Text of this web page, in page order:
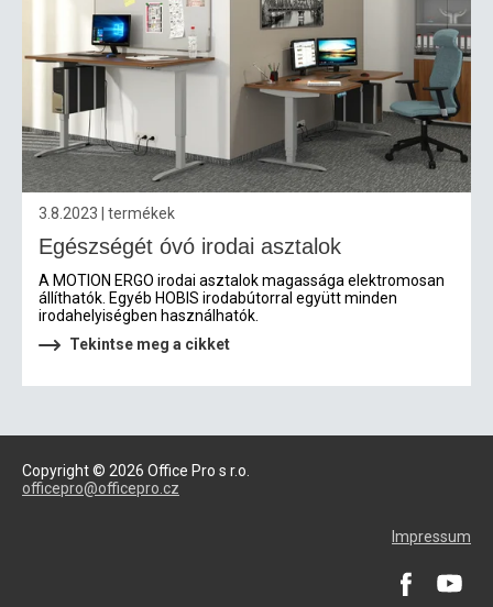
3.8.2023 | termékek
Egészségét óvó irodai asztalok
A MOTION ERGO irodai asztalok magassága elektromosan
állíthatók. Egyéb HOBIS irodabútorral együtt minden
irodahelyiségben használhatók.
Tekintse meg a cikket
Copyright © 2026 Office Pro s r.o.
officepro@officepro.cz
Impressum